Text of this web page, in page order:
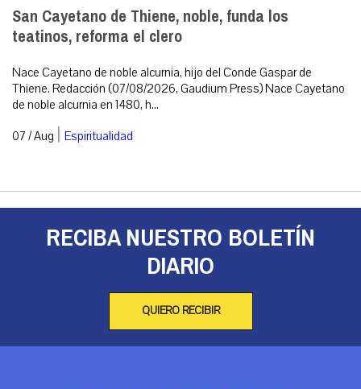
San Cayetano de Thiene, noble, funda los
teatinos, reforma el clero
Nace Cayetano de noble alcurnia, hijo del Conde Gaspar de
Thiene. Redacción (07/08/2026, Gaudium Press) Nace Cayetano
de noble alcurnia en 1480, h...
07 / Aug | Espiritualidad
RECIBA NUESTRO BOLETÍN
DIARIO
QUIERO RECIBIR